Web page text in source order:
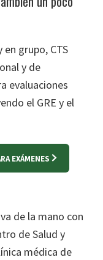
grupo, CTS
y de
evaluaciones
el GRE y el
EXÁMENES
de la mano con
de Salud y
médica de